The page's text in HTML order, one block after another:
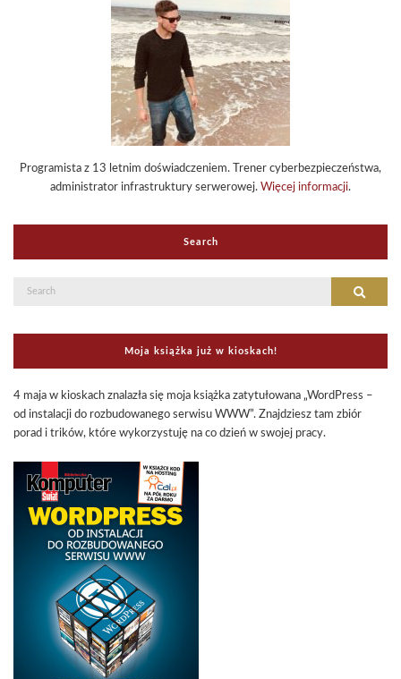
Programista z 13 letnim doświadczeniem. Trener cyberbezpieczeństwa,
administrator infrastruktury serwerowej. Więcej informacji.
Search
Search
Moja książka już w kioskach!
4 maja w kioskach znalazła się moja książka zatytułowana „WordPress –
od instalacji do rozbudowanego serwisu WWW”. Znajdziesz tam zbiór
porad i trików, które wykorzystuję na co dzień w swojej pracy.